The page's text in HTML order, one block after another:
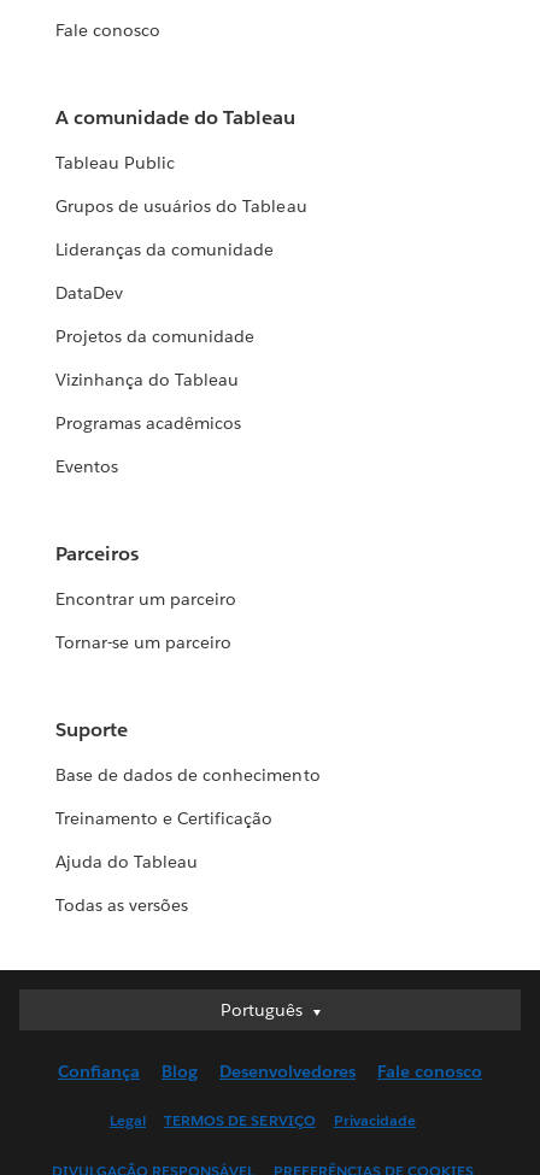
Fale conosco
A comunidade do Tableau
Tableau Public
Grupos de usuários do Tableau
Lideranças da comunidade
DataDev
Projetos da comunidade
Vizinhança do Tableau
Programas acadêmicos
Eventos
Parceiros
Encontrar um parceiro
Tornar-se um parceiro
Suporte
Base de dados de conhecimento
Treinamento e Certificação
Ajuda do Tableau
Todas as versões
Português
Português
English (UK)
Confiança Blog Desenvolvedores Fale conosco
Legal TERMOS DE SERVIÇO Privacidade
DIVULGAÇÃO RESPONSÁVEL PREFERÊNCIAS DE COOKIES